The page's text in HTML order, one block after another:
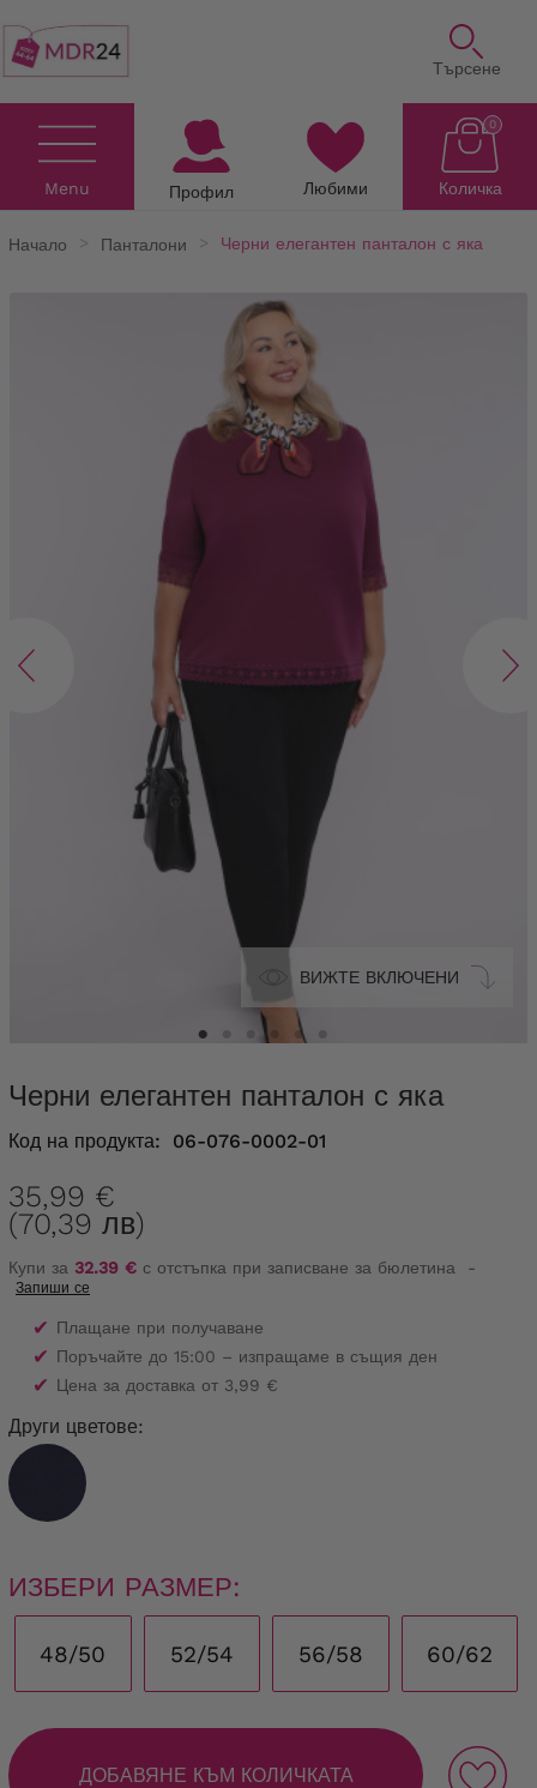
Търсене
Menu Профил Любими Количка
0
Начало Панталони Черни елегантен панталон с яка
ВИЖТЕ ВКЛЮЧЕНИ
Черни елегантен панталон с яка
Код на продукта: 06-076-0002-01
35,99 €
(70,39 лв)
Купи за 32.39 € с отстъпка при записване за бюлетина -
Запиши се
✔ Плащане при получаване
✔ Поръчайте до 15:00 – изпращаме в същия ден
✔ Цена за доставка от 3,99 €
Други цветове:
ИЗБЕРИ РАЗМЕР:
48/50 52/54 56/58 60/62
ДОБАВЯНЕ КЪМ КОЛИЧКАТА